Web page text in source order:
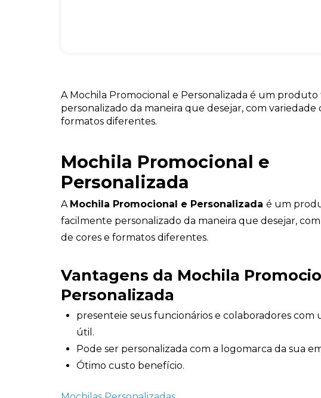
A Mochila Promocional e Personalizada é um
personalizado da maneira que desejar, com variedade
formatos diferentes.
Mochila Promocional e
Personalizada
A Mochila Promocional e Personalizada é um
facilmente personalizado da maneira que desejar,
de cores e formatos diferentes.
Vantagens da Mochila
Personalizada
presenteie seus funcionários e colaboradores com
útil.
Pode ser personalizada com a logomarca da sua
Ótimo custo benefício.